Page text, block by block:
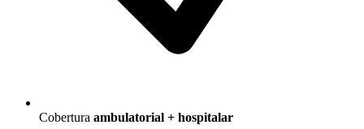
Cobertura ambulatorial + hospitalar